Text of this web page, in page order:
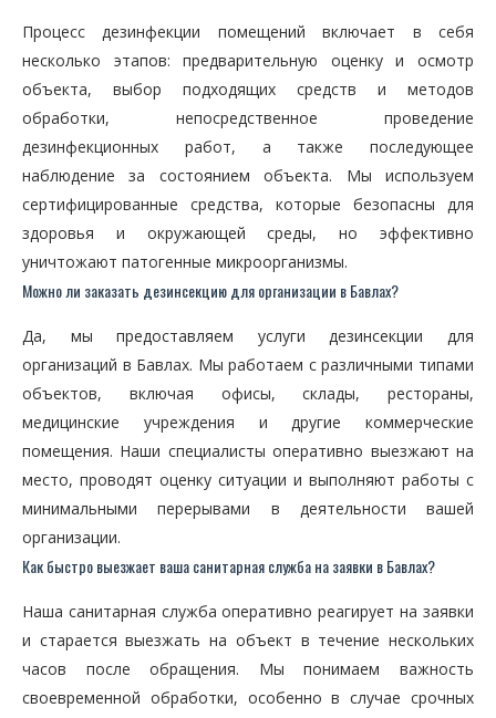
Процесс дезинфекции помещений включает в себя
несколько этапов: предварительную оценку и осмотр
объекта, выбор подходящих средств и методов
обработки, непосредственное проведение
дезинфекционных работ, а также последующее
наблюдение за состоянием объекта. Мы используем
сертифицированные средства, которые безопасны для
здоровья и окружающей среды, но эффективно
уничтожают патогенные микроорганизмы.
Можно ли заказать дезинсекцию для организации в Бавлах?
Да, мы предоставляем услуги дезинсекции для
организаций в Бавлах. Мы работаем с различными типами
объектов, включая офисы, склады, рестораны,
медицинские учреждения и другие коммерческие
помещения. Наши специалисты оперативно выезжают на
место, проводят оценку ситуации и выполняют работы с
минимальными перерывами в деятельности вашей
организации.
Как быстро выезжает ваша санитарная служба на заявки в Бавлах?
Наша санитарная служба оперативно реагирует на заявки
и старается выезжать на объект в течение нескольких
часов после обращения. Мы понимаем важность
своевременной обработки, особенно в случае срочных